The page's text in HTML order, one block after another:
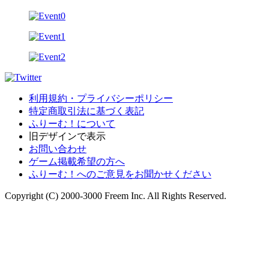
利用規約・プライバシーポリシー
特定商取引法に基づく表記
ふりーむ！について
旧デザインで表示
お問い合わせ
ゲーム掲載希望の方へ
ふりーむ！へのご意見をお聞かせください
Copyright (C) 2000-3000 Freem Inc. All Rights Reserved.